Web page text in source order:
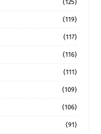
(125)
(119)
(117)
(116)
(111)
(109)
(106)
(91)